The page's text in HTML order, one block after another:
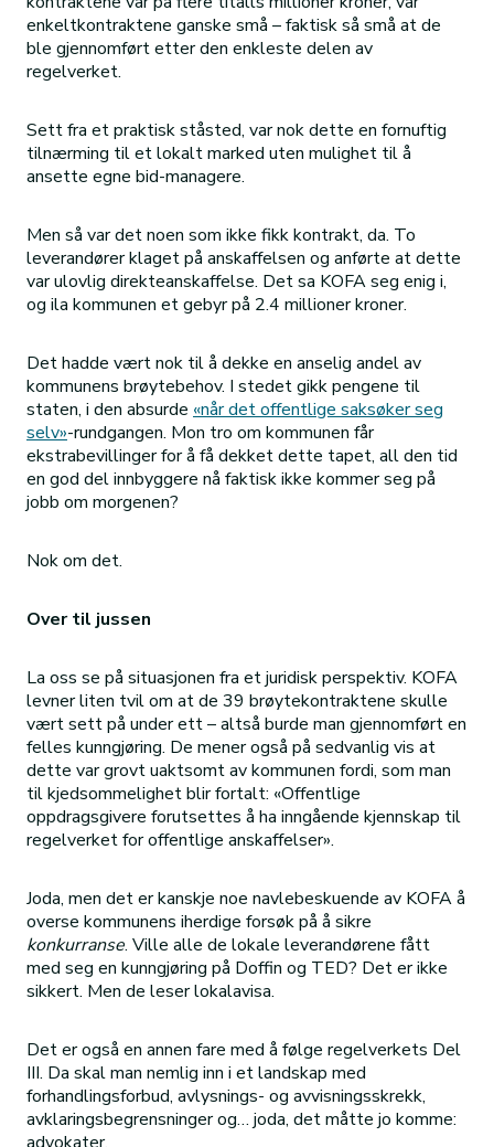
enkeltkontraktene ganske små – faktisk så små at de
ble gjennomført etter den enkleste delen av
regelverket.
Sett fra et praktisk ståsted, var nok dette en fornuftig
tilnærming til et lokalt marked uten mulighet til å
ansette egne bid-managere.
Men så var det noen som ikke fikk kontrakt, da. To
leverandører klaget på anskaffelsen og anførte at dette
var ulovlig direkteanskaffelse. Det sa KOFA seg enig i,
og ila kommunen et gebyr på 2.4 millioner kroner.
Det hadde vært nok til å dekke en anselig andel av
kommunens brøytebehov. I stedet gikk pengene til
staten, i den absurde «når det offentlige saksøker seg
selv»-rundgangen. Mon tro om kommunen får
ekstrabevillinger for å få dekket dette tapet, all den tid
en god del innbyggere nå faktisk ikke kommer seg på
jobb om morgenen?
Nok om det.
Over til jussen
La oss se på situasjonen fra et juridisk perspektiv. KOFA
levner liten tvil om at de 39 brøytekontraktene skulle
vært sett på under ett – altså burde man gjennomført en
felles kunngjøring. De mener også på sedvanlig vis at
dette var grovt uaktsomt av kommunen fordi, som man
til kjedsommelighet blir fortalt: «Offentlige
oppdragsgivere forutsettes å ha inngående kjennskap til
regelverket for offentlige anskaffelser».
Joda, men det er kanskje noe navlebeskuende av KOFA å
overse kommunens iherdige forsøk på å sikre
konkurranse. Ville alle de lokale leverandørene fått
med seg en kunngjøring på Doffin og TED? Det er ikke
sikkert. Men de leser lokalavisa.
Det er også en annen fare med å følge regelverkets Del
III. Da skal man nemlig inn i et landskap med
forhandlingsforbud, avlysnings- og avvisningsskrekk,
avklaringsbegrensninger og… joda, det måtte jo komme: